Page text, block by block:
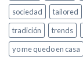
sociedad
tailored
tradición
trends
yo me quedo en casa